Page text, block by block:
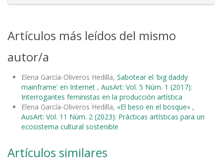
Artículos más leídos del mismo
autor/a
Elena García-Oliveros Hedilla, Sabotear el 'big daddy
mainframe' en Internet , AusArt: Vol. 5 Núm. 1 (2017):
Interrogantes feministas en la producción artística
Elena García-Oliveros Hedilla, «El beso en el bosque» ,
AusArt: Vol. 11 Núm. 2 (2023): Prácticas artísticas para un
ecosistema cultural sostenible
Artículos similares